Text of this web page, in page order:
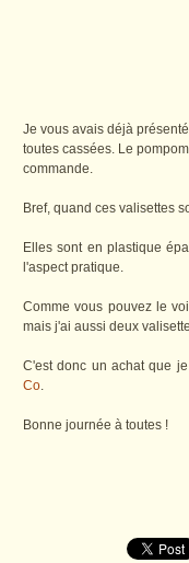
Je vous avais déjà
toutes cassées. Le
commande.
Bref, quand ces valisettes
Elles sont en plastique
l'aspect pratique.
Comme vous pouvez le
mais j'ai aussi deux
C'est donc un achat que
Co.
Bonne journée à toutes !